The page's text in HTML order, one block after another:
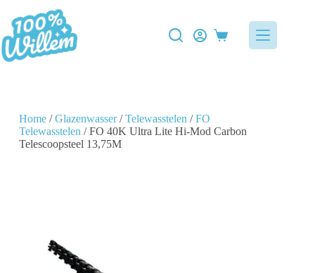
Home/Glazenwasser/Telewasstelen /FO
Telewasstelen / FO 40K Ultra Lite Hi-Mod Carbon
Telescoopsteel 13,75M